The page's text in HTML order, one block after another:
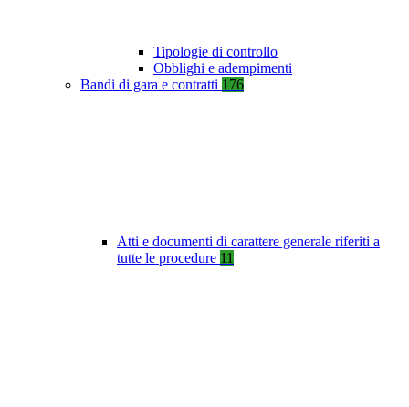
Tipologie di controllo
Obblighi e adempimenti
Bandi di gara e contratti 176
Atti e documenti di carattere generale riferiti a
tutte le procedure 11